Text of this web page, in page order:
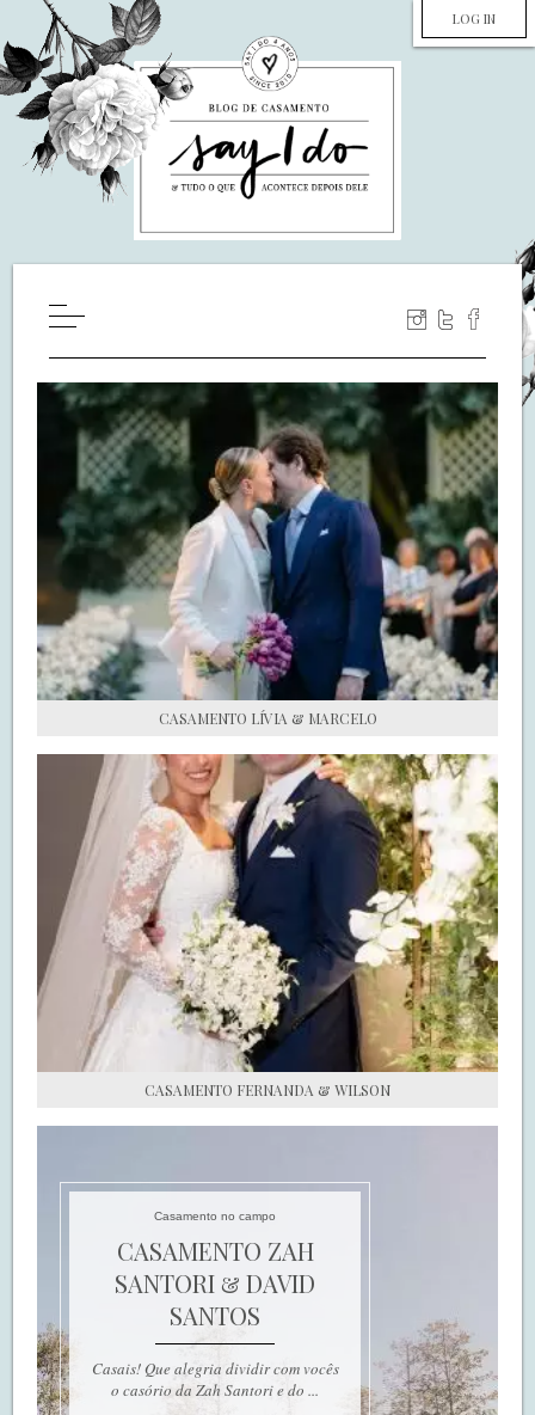
LOG IN
WILL YOU MARRY ME?
LUA DE MEL
COZINHA
DECORAÇÃO
DE NOIVA PRA NOIVA
S.O.S CASADAS
FALE COM O SAY I DO
CASAMENTO LÍVIA & MARCELO
CASAMENTO FERNANDA & WILSON
Casamento no campo
CASAMENTO ZAH
SANTORI & DAVID
SANTOS
Casais! Que alegria dividir com vocês
o casório da Zah Santori e do ...